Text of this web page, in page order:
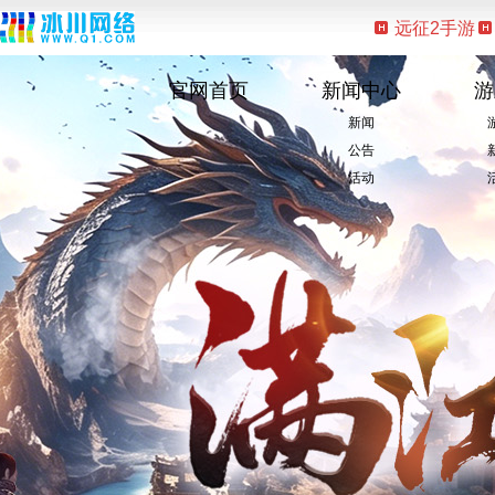
远征2手游
官网首页 新闻中心
新闻
公告
活动